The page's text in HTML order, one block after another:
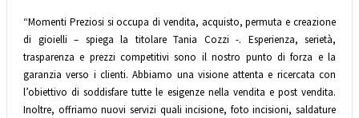
“Momenti Preziosi si occupa di vendita, acquisto, permuta e creazione
di gioielli – spiega la titolare Tania Cozzi -. Esperienza, serietà,
trasparenza e prezzi competitivi sono il nostro punto di forza e la
garanzia verso i clienti. Abbiamo una visione attenta e ricercata con
l’obiettivo di soddisfare tutte le esigenze nella vendita e post vendita.
Inoltre, offriamo nuovi servizi quali incisione, foto incisioni, saldature